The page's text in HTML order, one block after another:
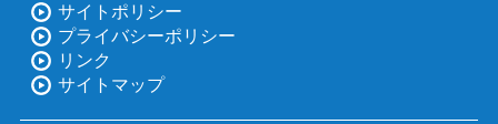
サイトポリシー
プライバシーポリシー
リンク
サイトマップ